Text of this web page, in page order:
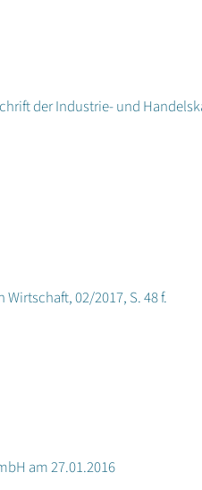
der Industrie- und
02/2017, S. 48 f.
am 27.01.2016